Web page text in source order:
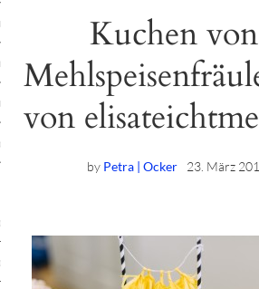
Workshops
Location
Workshops
Kuchen
von
by Petra | Ocker 23. März